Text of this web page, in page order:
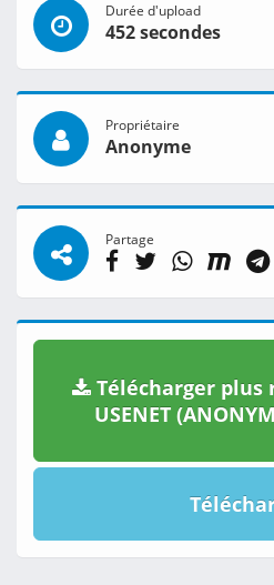
Durée d'upload
452 secondes
Propriétaire
Anonyme
Partage
Télécharger
USENET